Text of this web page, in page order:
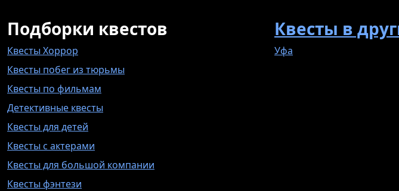
Подборки квестов
Квесты Хоррор
Квесты побег из тюрьмы
Квесты по фильмам
Детективные квесты
Квесты для детей
Квесты с актерами
Квесты для большой компании
Квесты фэнтези
Квесты в
Уфа